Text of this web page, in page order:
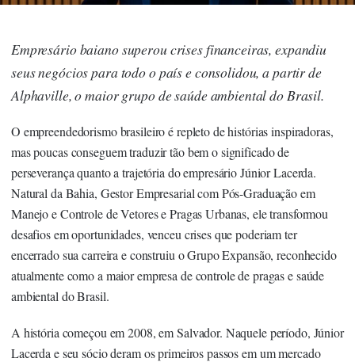
Empresário baiano superou crises financeiras, expandiu
seus negócios para todo o país e consolidou, a partir de
Alphaville, o maior grupo de saúde ambiental do Brasil.
O empreendedorismo brasileiro é repleto de histórias inspiradoras,
mas poucas conseguem traduzir tão bem o significado de
perseverança quanto a trajetória do empresárioJúnior Lacerda.
Natural da Bahia, Gestor Empresarial com Pós-Graduação em
Manejo e Controle de Vetores e Pragas Urbanas, ele transformou
desafios em oportunidades, venceu crises que poderiam ter
encerrado sua carreira e construiu oGrupo Expansão, reconhecido
atualmente como a maior empresa de controle de pragas e saúde
ambiental do Brasil.
A história começou em 2008, em Salvador. Naquele período, Júnior
Lacerda e seu sócio deram os primeiros passos em um mercado